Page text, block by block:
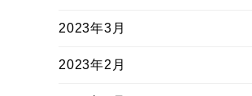
2023年3月
2023年2月